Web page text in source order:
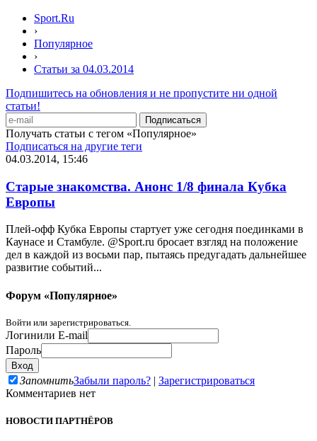
Sport.Ru
›
Популярное
›
Статьи за 04.03.2014
Подпишитесь на обновления и не пропустите ни одной
статьи!
Получать статьи с тегом «Популярное»
Подписаться на другие теги
04.03.2014, 15:46
Старые знакомства. Анонс 1/8 финала Кубка
Европы
Плей-офф Кубка Европы стартует уже сегодня поединками в
Каунасе и Стамбуле. @Sport.ru бросает взгляд на положение
дел в каждой из восьми пар, пытаясь предугадать дальнейшее
развитие событий...
Форум «Популярное»
Войти или зарегистрироваться.
Логинили E-mail
Пароль
ЗапомнитьЗабыли пароль? | Зарегистрироваться
Комментариев нет
НОВОСТИ ПАРТНЁРОВ